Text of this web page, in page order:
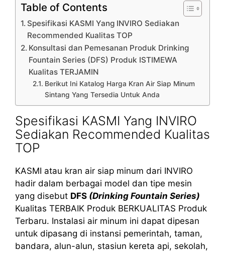
Table of Contents
Spesifikasi KASMI Yang INVIRO Sediakan
Recommended Kualitas TOP
Konsultasi dan Pemesanan Produk Drinking
Fountain Series (DFS) Produk ISTIMEWA
Kualitas TERJAMIN
Berikut Ini Katalog Harga Kran Air Siap Minum
Sintang Yang Tersedia Untuk Anda
Spesifikasi KASMI Yang INVIRO
Sediakan Recommended Kualitas
TOP
KASMI atau kran air siap minum dari INVIRO
hadir dalam berbagai model dan tipe mesin
yang disebut DFS (Drinking Fountain Series)
Kualitas TERBAIK Produk BERKUALITAS Produk
Terbaru. Instalasi air minum ini dapat dipesan
untuk dipasang di instansi pemerintah, taman,
bandara, alun-alun, stasiun kereta api, sekolah,